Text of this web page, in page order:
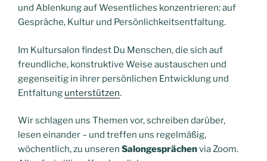
und Ablenkung auf Wesentliches konzentrieren: auf
Gespräche, Kultur und Persönlichkeitsentfaltung.
Im Kultursalon findest Du Menschen, die sich auf
freundliche, konstruktive Weise austauschen und
gegenseitig in ihrer persönlichen Entwicklung und
Entfaltung unterstützen.
Wir schlagen uns Themen vor, schreiben darüber,
lesen einander – und treffen uns regelmäßig,
wöchentlich, zu unseren Salongesprächenvia Zoom.